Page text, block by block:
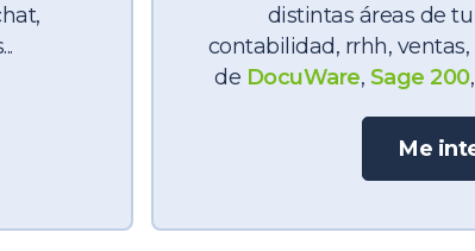
distintas áreas de
contabilidad, rrhh,
de DocuWare, Sage 200,
Me